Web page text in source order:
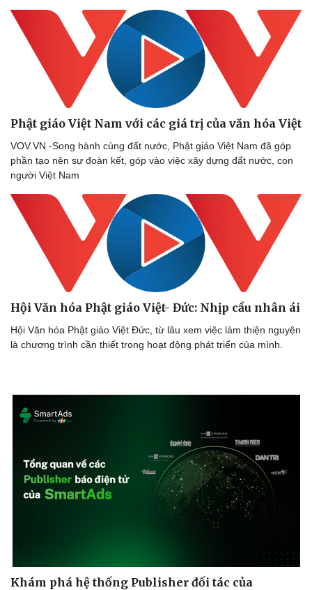
Doanh nghiệp
Thông tin doanh nghiệp
Doanh nghiệp 24h
Vì cộng đồng
Công nghệ
Sành điệu
Tin Công nghệ
Chuyển đổi số
Phật giáo Việt Nam với các giá trị của văn hóa Việt
VOV.VN -Song hành cùng đất nước, Phật giáo Việt Nam đã góp
phần tạo nên sự đoàn kết, góp vào việc xây dựng đất nước, con
người Việt Nam
Hội Văn hóa Phật giáo Việt- Đức: Nhịp cầu nhân ái
Hội Văn hóa Phật giáo Việt Đức, từ lâu xem việc làm thiện nguyện
là chương trình cần thiết trong hoạt động phát triển của mình.
Khám phá hệ thống Publisher đối tác của